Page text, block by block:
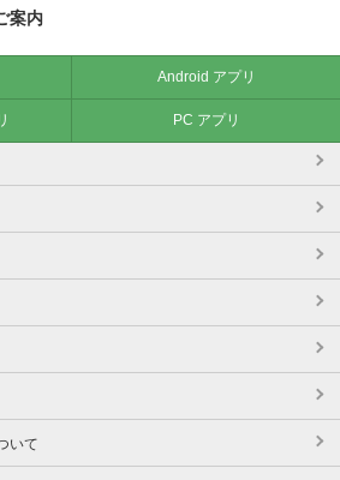
案内
Android アプリ
PC アプリ
いて